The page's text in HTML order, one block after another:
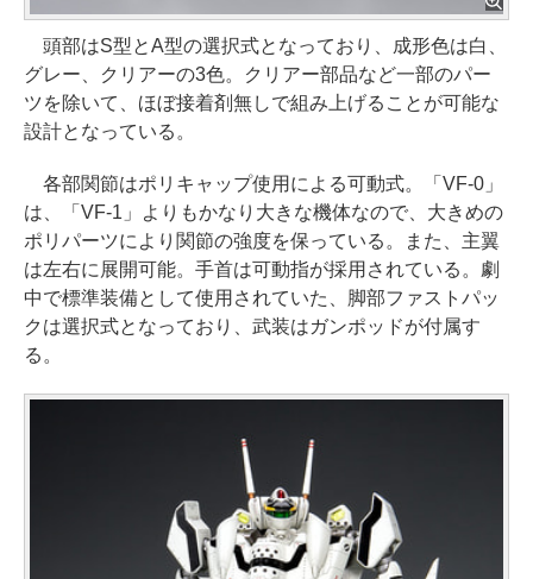
頭部はS型とA型の選択式となっており、成形色は白、
グレー、クリアーの3色。クリアー部品など一部のパー
ツを除いて、ほぼ接着剤無しで組み上げることが可能な
設計となっている。
各部関節はポリキャップ使用による可動式。「VF-0」
は、「VF-1」よりもかなり大きな機体なので、大きめの
ポリパーツにより関節の強度を保っている。また、主翼
は左右に展開可能。手首は可動指が採用されている。劇
中で標準装備として使用されていた、脚部ファストパッ
クは選択式となっており、武装はガンポッドが付属す
る。